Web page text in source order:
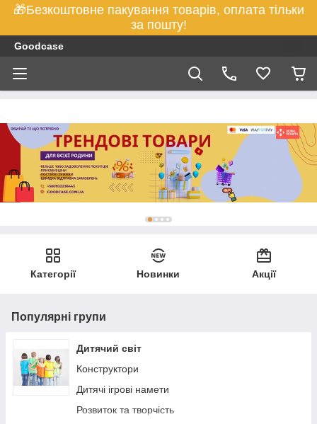
🎁Безкоштовне пакування товарів, оплата тільки
за пошту!
Goodcase
Категорії Новинки Акції
Популярні групи
Дитячий світ
Конструктори
Дитячі ігрові намети
Розвиток та творчість